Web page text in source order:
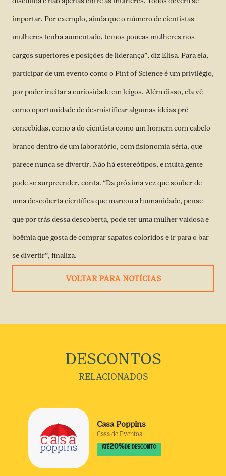
importar. Por exemplo, ainda que o número de cientistas
mulheres tenha aumentado, temos poucas mulheres nos
cargos superiores e posições de liderança”, diz Elisa. Para ela,
participar de um evento como o Pint of Science é um privilégio,
por poder incitar a curiosidade em leigos. Além disso, ela vê
como oportunidade de desmistificar algumas ideias pré-
concebidas, como a do cientista como um homem com cabelo
branco dentro de um laboratório, com fisionomia séria, que
parece nunca se divertir. Não há estereótipos, e muita gente
pode se surpreender, conta. “Da próxima vez que souber de
uma descoberta científica que marcou a humanidade, pense
que por trás dessa descoberta, pode ter uma mulher vaidosa e
boêmia que gosta de comprar sapatos coloridos e ir para o bar
se divertir”, finaliza.
VOLTAR PARA NOTÍCIAS
DESCONTOS
RELACIONADOS
Casa Poppins
Casa de Eventos
ATÉ20% DE DESCONTO